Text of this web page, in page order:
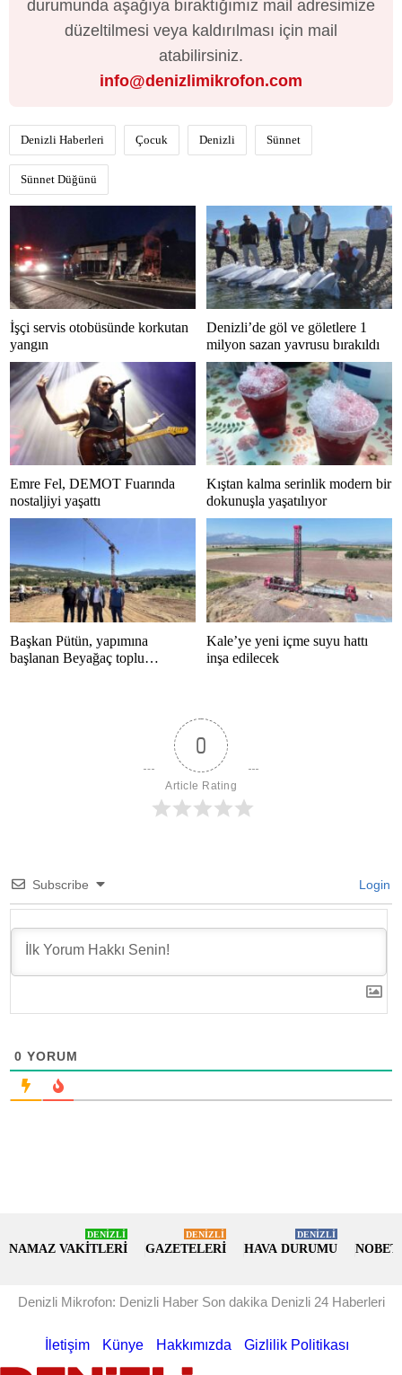
durumunda aşağıya bıraktığımız mail adresimize
düzeltilmesi veya kaldırılması için mail
atabilirsiniz.
info@denizlimikrofon.com
Denizli Haberleri Çocuk Denizli Sünnet
Sünnet Düğünü
İşçi servis otobüsünde korkutan
yangın
Denizli’de göl ve göletlere 1
milyon sazan yavrusu bırakıldı
Emre Fel, DEMOT Fuarında
nostaljiyi yaşattı
Kıştan kalma serinlik modern bir
dokunuşla yaşatılıyor
Başkan Pütün, yapımına
başlanan Beyağaç toplu
Kale’ye yeni içme suyu hattı
inşa edilecek
0
Article Rating
Subscribe Login
0 YORUM
NAMAZ VAKİTLERİ
DENİZLİ
GAZETELERİ
DENİZLİ
HAVA DURUMU
DENİZLİ
Denizli Mikrofon: Denizli Haber Son dakika Denizli 24 Haberleri
İletişim Künye Hakkımızda Gizlilik Politikası